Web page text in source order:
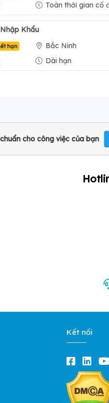
Toàn thời gian cố
Khẩu
hạn
Bắc Ninh
Dài hạn
cho công việc của bạn
Kết nối